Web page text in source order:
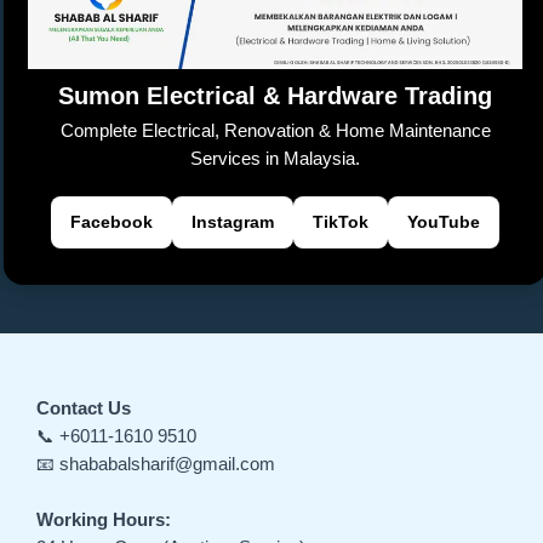
k
n
sl
at
e
Sumon Electrical & Hardware Trading
Complete Electrical, Renovation & Home Maintenance
Services in Malaysia.
Facebook Instagram TikTok YouTube
Contact Us
📞 +6011-1610 9510
📧 shababalsharif@gmail.com
Working Hours: